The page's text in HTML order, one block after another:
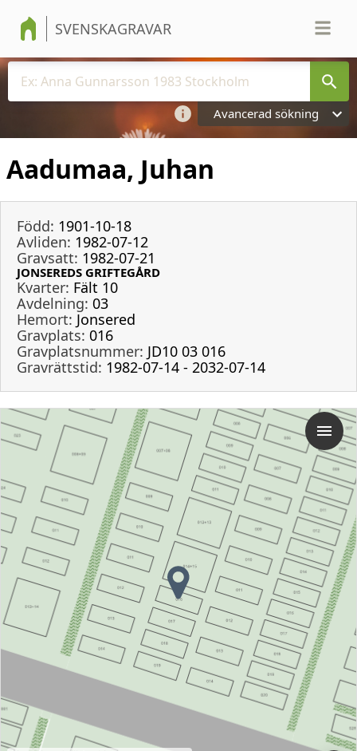
SVENSKAGRAVAR
Avancerad sökning
Aadumaa, Juhan
Född: 1901-10-18
Avliden: 1982-07-12
Gravsatt: 1982-07-21
JONSEREDS GRIFTEGÅRD
Kvarter: Fält 10
Avdelning: 03
Hemort: Jonsered
Gravplats: 016
Gravplatsnummer: JD10 03 016
Gravrättstid: 1982-07-14 - 2032-07-14